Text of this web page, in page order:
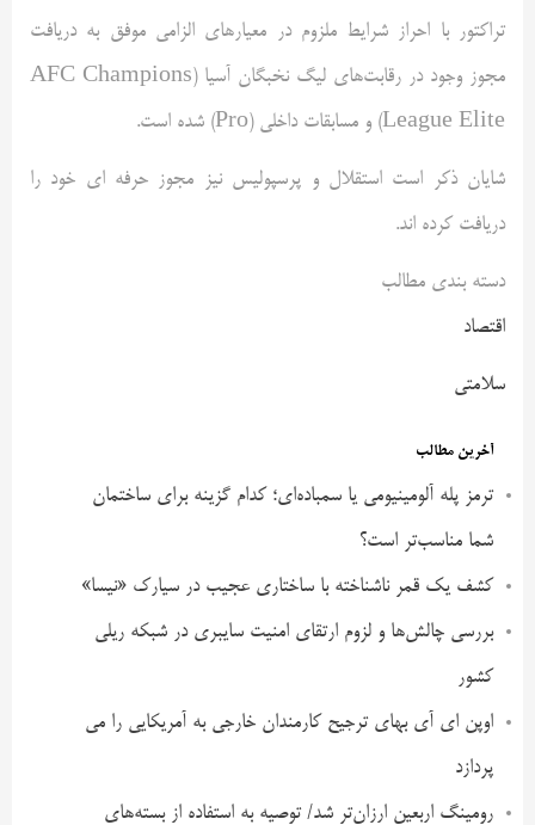
تراکتور با احراز شرایط ملزوم در معیارهای الزامی موفق به دریافت
مجوز وجود در رقابت‌های لیگ نخبگان آسیا (AFC Champions
League Elite) و مسابقات داخلی (Pro) شده است.
شایان ذکر است استقلال و پرسپولیس نیز مجوز حرفه ای خود را
دریافت کرده اند.
دسته بندی مطالب
اقتصاد
سلامتی
آخرین مطالب
ترمز پله آلومینیومی یا سمباده‌ای؛ کدام گزینه برای ساختمان
شما مناسب‌تر است؟
کشف یک قمر ناشناخته با ساختاری عجیب در سیارک «نیسا»
بررسی چالش‌ها و لزوم ارتقای امنیت سایبری در شبکه ریلی
کشور
اوپن ای آی بهای ترجیح کارمندان خارجی به آمریکایی را می
پردازد
رومینگ اربعین ارزان‌تر شد/ توصیه به استفاده از بسته‌های